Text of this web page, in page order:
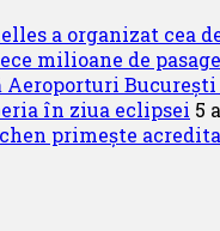
a organizat cea
milioane de
Aeroporturi
în ziua eclipsei 5
primește